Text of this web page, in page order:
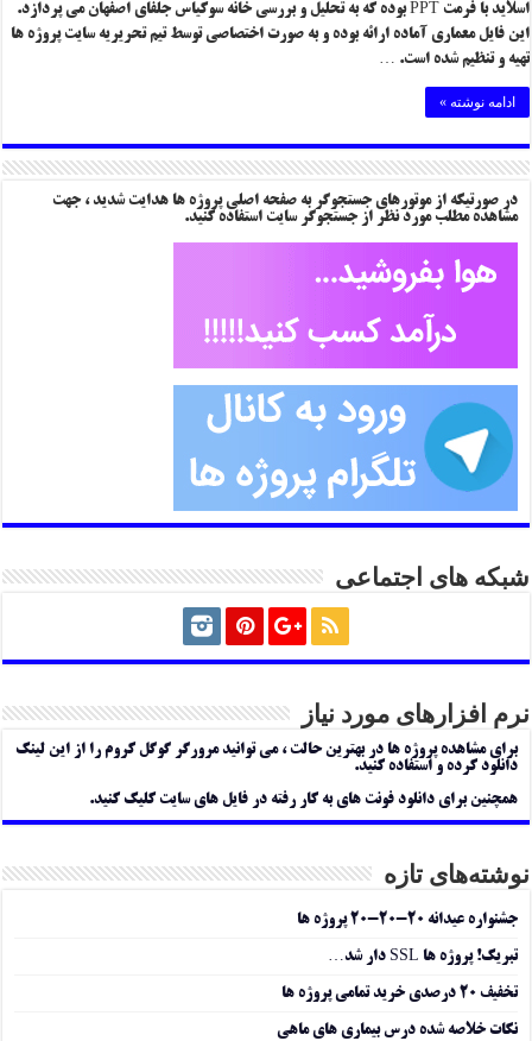
اسلاید با فرمت PPT بوده که به تحلیل و بررسی خانه سوکیاس جلفای اصفهان می پردازد.
این فایل معماری آماده ارائه بوده و به صورت اختصاصی توسط تیم تحریریه سایت پروژه ها
تهیه و تنظیم شده است. …
ادامه نوشته »
در صورتیکه از موتورهای جستجوگر به صفحه اصلی پروژه ها هدایت شدید ، جهت
مشاهده مطلب مورد نظر از جستجوگر سایت استفاده کنید.
شبکه های اجتماعی
نرم افزارهای مورد نیاز
برای مشاهده پروژه ها در بهترین حالت ، می توانید مرورگر گوگل کروم را از این لینک
دانلود کرده و استفاده کنید.
همچنین برای دانلود فونت های به کار رفته در فایل های سایت کلیک کنید.
نوشته‌های تازه
جشنواره عیدانه ۲۰-۲۰-۲۰ پروژه ها
تبریک! پروژه ها SSL دار شد…
تخفیف ۲۰ درصدی خرید تمامی پروژه ها
نکات خلاصه شده درس بیماری های ماهی